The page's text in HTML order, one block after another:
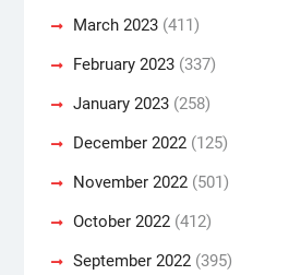
March 2023(411)
February 2023(337)
January 2023(258)
December 2022(125)
November 2022(501)
October 2022(412)
September 2022(395)